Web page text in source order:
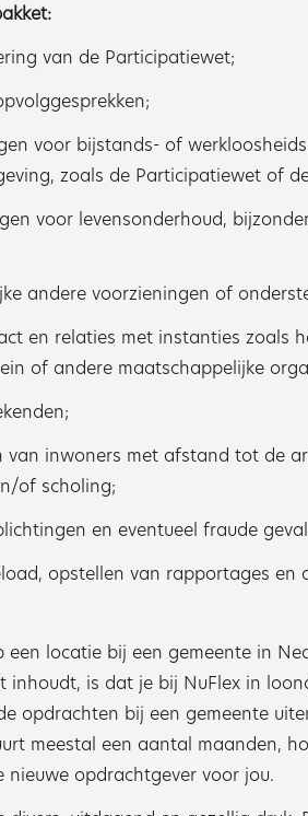
van de Participatiewet;
voor bijstands- of
zoals de Participatiewet of
voor levensonderhoud,
andere voorzieningen of
en relaties met instanties zoals
of andere maatschappelijke
van inwoners met afstand tot de
of scholing;
en eventueel fraude
opstellen van rapportages en
locatie bij een gemeente in
inhoudt, is dat je bij NuFlex in
opdrachten bij een gemeente
meestal een aantal maanden,
opdrachtgever voor jou.